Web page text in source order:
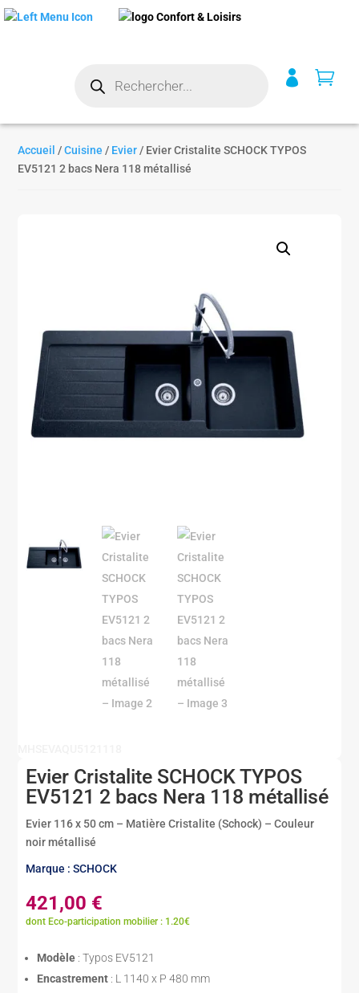
produits
 
Accueil /Cuisine / Evier / Evier Cristalite SCHOCK TYPOS
EV5121 2 bacs Nera 118 métallisé
Evier Cristalite SCHOCK TYPOS
EV5121 2 bacs Nera 118 métallisé
Evier 116 x 50 cm – Matière Cristalite (Schock) – Couleur
noir métallisé
Marque : SCHOCK
421,00 €
dont Eco-participation mobilier : 1.20€
Modèle : Typos EV5121
Encastrement : L 1140 x P 480 mm